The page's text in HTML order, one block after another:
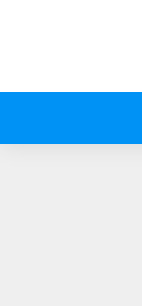
Jalan S.A.